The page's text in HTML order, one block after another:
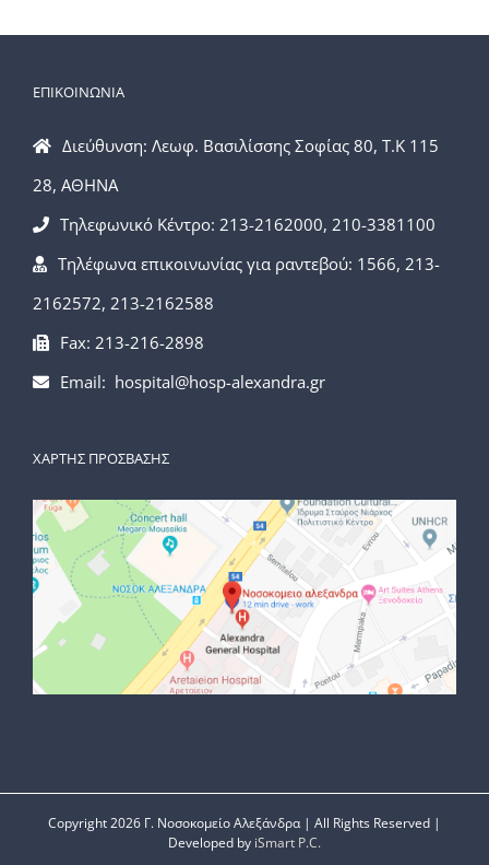
ΕΠΙΚΟΙΝΩΝΙΑ
Διεύθυνση: Λεωφ. Βασιλίσσης Σοφίας 80, Τ.Κ 115
28, ΑΘΗΝΑ
Τηλεφωνικό Κέντρο: 213-2162000, 210-3381100
Τηλέφωνα επικοινωνίας για ραντεβού: 1566, 213-
2162572, 213-2162588
Fax: 213-216-2898
Email: hospital@hosp-alexandra.gr
ΧΑΡΤΗΣ ΠΡΟΣΒΑΣΗΣ
Copyright2026 Γ. Νοσοκομείο Αλεξάνδρα | All Rights Reserved |
Developed by iSmart P.C.